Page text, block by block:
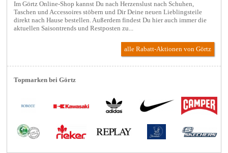
Im Görtz Online-Shop kannst Du nach Herzenslust nach Schuhen,
Taschen und Accessoires stöbern und Dir Deine neuen Lieblingsteile
direkt nach Hause bestellen. Außerdem findest Du hier auch immer die
aktuellen Saisontrends und Restposten zu...
alle Rabatt-Aktionenvon Görtz
Topmarken bei Görtz